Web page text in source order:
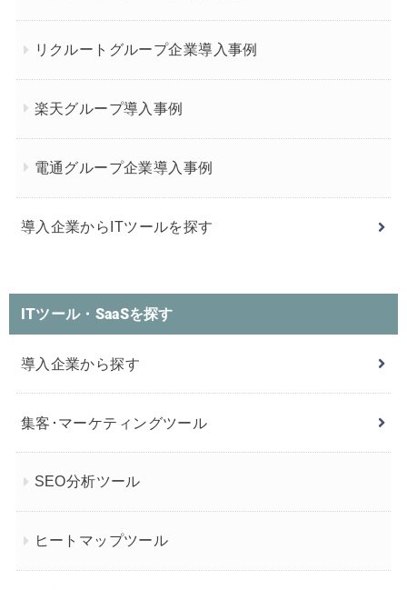
リクルートグループ企業導入事例
楽天グループ導入事例
電通グループ企業導入事例
導入企業からITツールを探す
ITツール・SaaSを探す
導入企業から探す
集客･マーケティングツール
SEO分析ツール
ヒートマップツール